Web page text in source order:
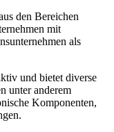
den Bereichen
mit
als
und bietet diverse
unter anderem
Komponenten,